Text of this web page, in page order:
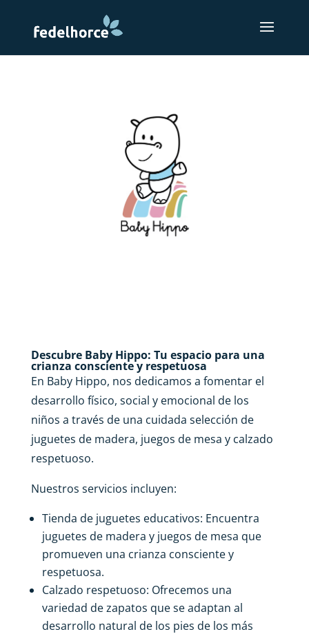
Descubre Baby Hippo: Tu espacio para una
crianza consciente y respetuosa
En Baby Hippo, nos dedicamos a fomentar el
desarrollo físico, social y emocional de los
niños a través de una cuidada selección de
juguetes de madera, juegos de mesa y calzado
respetuoso.
Nuestros servicios incluyen:
Tienda de juguetes educativos: Encuentra
juguetes de madera y juegos de mesa que
promueven una crianza consciente y
respetuosa.
Calzado respetuoso: Ofrecemos una
variedad de zapatos que se adaptan al
desarrollo natural de los pies de los más